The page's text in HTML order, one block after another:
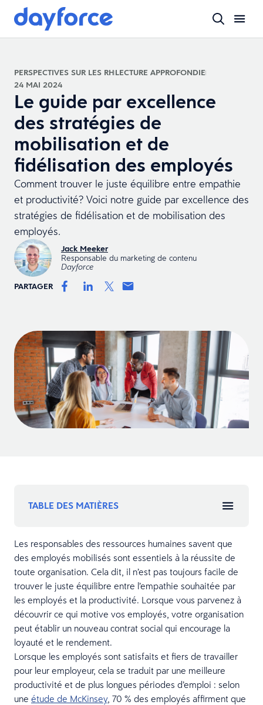
PERSPECTIVES SUR LES RHLECTURE APPROFONDIE
24 MAI 2024
Le guide par excellence
des stratégies de
mobilisation et de
fidélisation des employés
Comment trouver le juste équilibre entre empathie
et productivité? Voici notre guide par excellence des
stratégies de fidélisation et de mobilisation des
employés.
Jack Meeker
Responsable du marketing de contenu
Dayforce
PARTAGER
TABLE DES MATIÈRES
Les responsables des ressources humaines savent que
des employés mobilisés sont essentiels à la réussite de
toute organisation. Cela dit, il n’est pas toujours facile de
trouver le juste équilibre entre l’empathie souhaitée par
les employés et la productivité. Lorsque vous parvenez à
découvrir ce qui motive vos employés, votre organisation
peut établir un nouveau contrat social qui encourage la
loyauté et le rendement.
Lorsque les employés sont satisfaits et fiers de travailler
pour leur employeur, cela se traduit par une meilleure
productivité et de plus longues périodes d’emploi : selon
une étude de McKinsey, 70 % des employés affirment que